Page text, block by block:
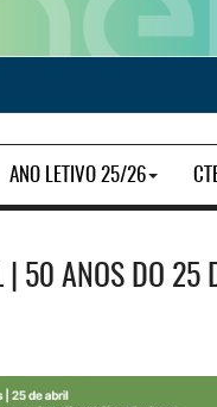
ANO LETIVO 25/26
| 50 ANOS DO 25